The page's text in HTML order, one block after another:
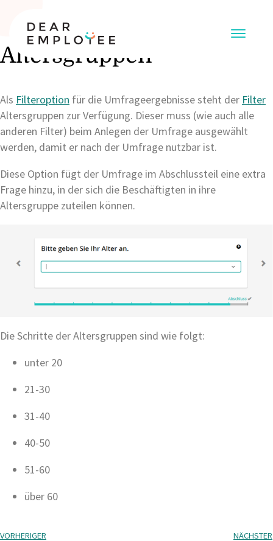
Altersgruppen
Als Filteroption für die Umfrageergebnisse steht der Filter
Altersgruppen zur Verfügung. Dieser muss (wie auch alle
anderen Filter) beim Anlegen der Umfrage ausgewählt
werden, damit er nach der Umfrage nutzbar ist.
Diese Option fügt der Umfrage im Abschlussteil eine extra
Frage hinzu, in der sich die Beschäftigten in ihre
Altersgruppe zuteilen können.
Die Schritte der Altersgruppen sind wie folgt:
unter 20
​21-30
​31-40
​40-50
​51-60
​über 60
VORHERIGER NÄCHSTER